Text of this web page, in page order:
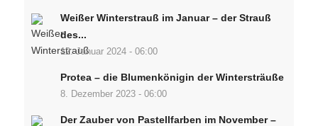
Weißer Winterstrauß im Januar – der Strauß
des...
12. Januar 2024 - 06:00
Protea – die Blumenkönigin der Wintersträuße
8. Dezember 2023 - 06:00
Der Zauber von Pastellfarben im November –